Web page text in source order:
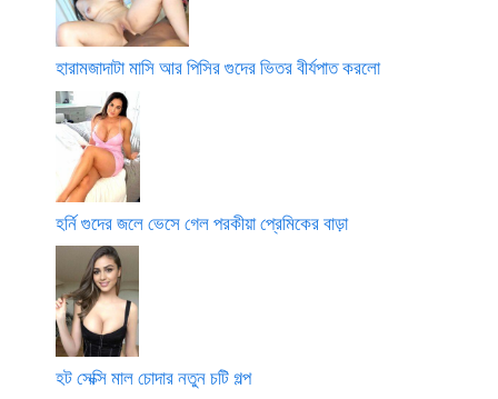
হারামজাদাটা মাসি আর পিসির গুদের ভিতর বীর্যপাত করলো
হর্নি গুদের জলে ভেসে গেল পরকীয়া প্রেমিকের বাড়া
হট সেক্সি মাল চোদার নতুন চটি গল্প